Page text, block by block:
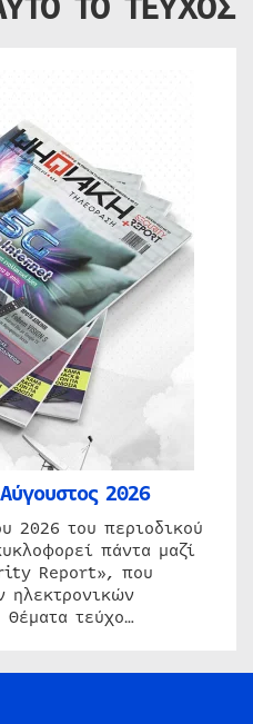
2026
2026 του περιοδικού
πάντα μαζί
Report», που
ηλεκτρονικών
τεύχο…